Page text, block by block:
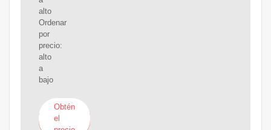
alto
Ordenar
por
precio:
alto
a
bajo
Obtén
el